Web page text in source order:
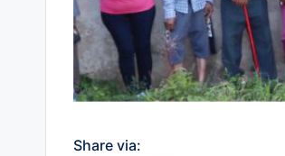
Share via: